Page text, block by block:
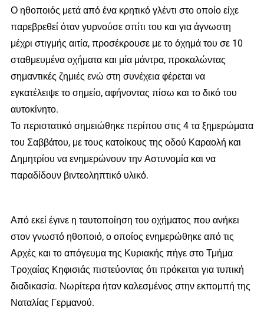
Ο ηθοποιός μετά από ένα κρητικό γλέντι στο οποίο είχε
παρεβρεθεί όταν γυρνούσε σπίτι του και για άγνωστη
μέχρι στιγμής αιτία, προσέκρουσε με το όχημά του σε 10
σταθμευμένα οχήματα και μία μάντρα, προκαλώντας
σημαντικές ζημιές ενώ στη συνέχεια φέρεται να
εγκατέλειψε το σημείο, αφήνοντας πίσω και το δικό του
αυτοκίνητο.
Το περιστατικό σημειώθηκε περίπου στις 4 τα ξημερώματα
του Σαββάτου, με τους κατοίκους της οδού Καραολή και
Δημητρίου να ενημερώνουν την Αστυνομία και να
παραδίδουν βιντεοληπτικό υλικό.
Από εκεί έγινε η ταυτοποίηση του οχήματος που ανήκει
στον γνωστό ηθοποιό, ο οποίος ενημερώθηκε από τις
Αρχές και το απόγευμα της Κυριακής πήγε στο Τμήμα
Τροχαίας Κηφισιάς πιστεύοντας ότι πρόκειται για τυπική
διαδικασία. Νωρίτερα ήταν καλεσμένος στην εκπομπή της
Ναταλίας Γερμανού.